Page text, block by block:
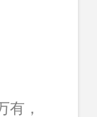
有，